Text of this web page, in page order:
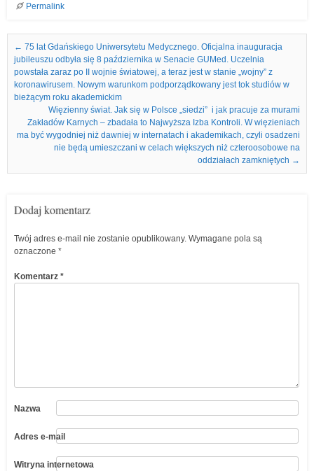
Permalink
Nawigacja we wpisach
← 75 lat Gdańskiego Uniwersytetu Medycznego. Oficjalna inauguracja
jubileuszu odbyła się 8 października w Senacie GUMed. Uczelnia
powstała zaraz po II wojnie światowej, a teraz jest w stanie „wojny” z
koronawirusem. Nowym warunkom podporządkowany jest tok studiów w
bieżącym roku akademickim
Więzienny świat. Jak się w Polsce „siedzi” i jak pracuje za murami
Zakładów Karnych – zbadała to Najwyższa Izba Kontroli. W więzieniach
ma być wygodniej niż dawniej w internatach i akademikach, czyli osadzeni
nie będą umieszczani w celach większych niż czteroosobowe na
oddziałach zamkniętych →
Dodaj komentarz
Twój adres e-mail nie zostanie opublikowany. Wymagane pola są
oznaczone *
Komentarz *
Nazwa
Adres e-mail
Witryna internetowa